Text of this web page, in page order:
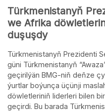
Türkmenistanyň
we Afrika
duşuşdy
Türkmenistanyň Prezidenti
güni Türkmenistanyň
geçirilýän BMG-niň deňze
ýurtlar boýunça üçünji
döwletleriniň liderleri bilen
geçirdi. Bu barada